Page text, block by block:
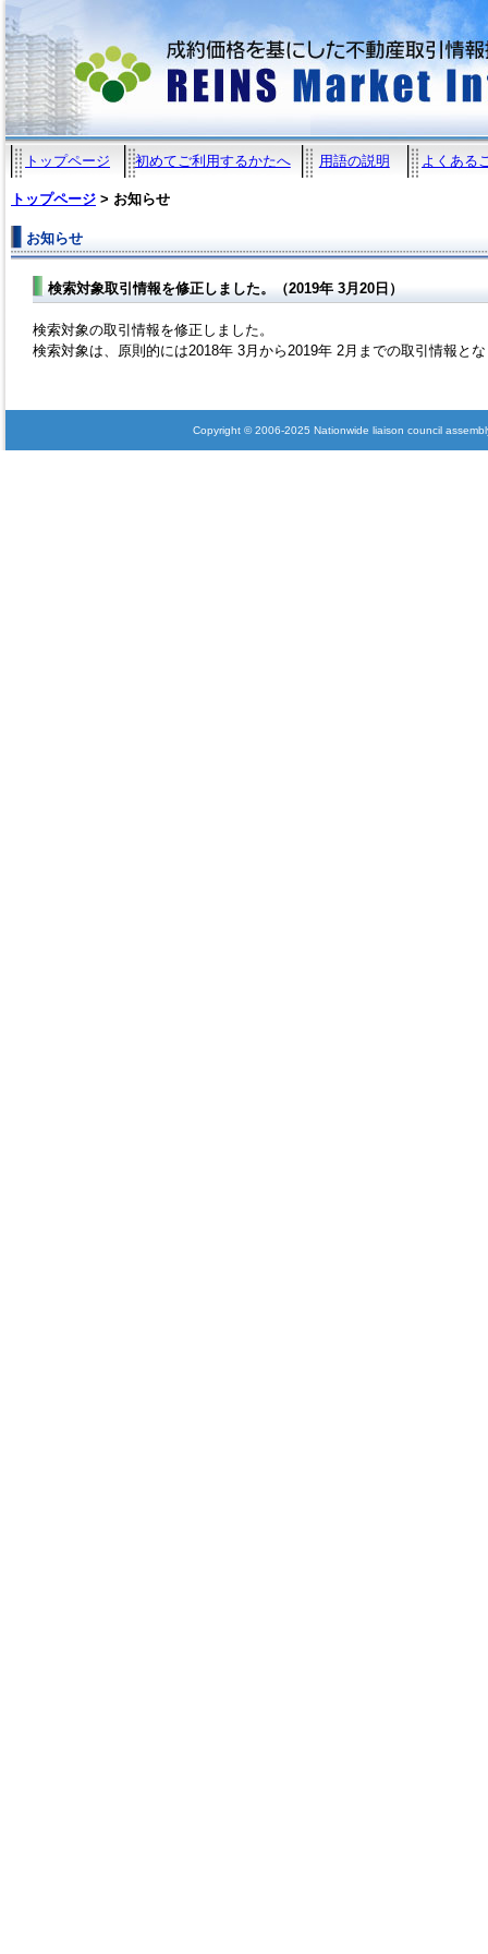
トップページ 初めてご利用するかたへ 用語の説明 よくある
トップページ > お知らせ
お知らせ
検索対象取引情報を修正しました。（2019年 3月20日）
検索対象の取引情報を修正しました。
検索対象は、原則的には2018年 3月から2019年 2月までの取引情報と
Copyright © 2006-2025 Nationwide liaison council